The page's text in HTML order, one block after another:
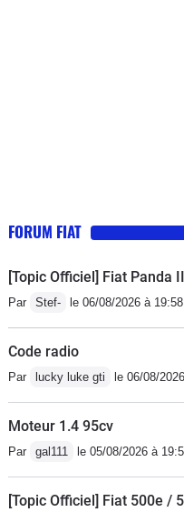
FORUM FIAT
[Topic Officiel] Fiat Panda
Par Stef- le 06/08/2026 à 19:58
Code radio
Par lucky luke gti le 06/08/
Moteur 1.4 95cv
Par gal111 le 05/08/2026 à
[Topic Officiel] Fiat 500e /